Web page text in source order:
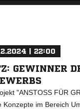
| 22:00
GEWINNER
"ANSTOSS FÜR
Konzepte im Bereich